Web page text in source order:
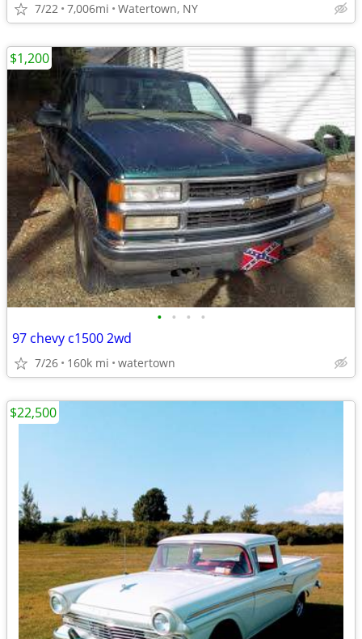
7/22 7,006mi Watertown, NY
• • • •
97 chevy c1500 2wd
7/26 160k mi watertown
$1,200
$22,500